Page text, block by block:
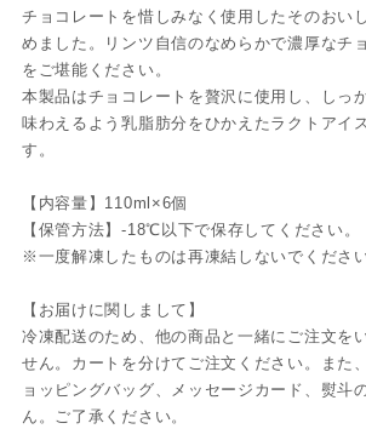
チョコレートを惜しみなく使用したそのおい
めました。リンツ自信のなめらかで濃厚なチ
をご堪能ください。
本製品はチョコレートを贅沢に使用し、しっ
味わえるよう乳脂肪分をひかえたラクトアイ
す。
【内容量】110ml×6個
【保管方法】-18℃以下で保存してください。
※一度解凍したものは再凍結しないでください
【お届けに関しまして】
冷凍配送のため、他の商品と一緒にご注文を
せん。カートを分けてご注文ください。また
ョッピングバッグ、メッセージカード、熨斗
ん。ご了承ください。